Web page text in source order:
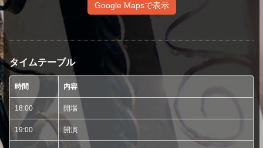
Google Mapsで表示
タイムテーブル
時間 内容
18:00 開場
19:00 開演